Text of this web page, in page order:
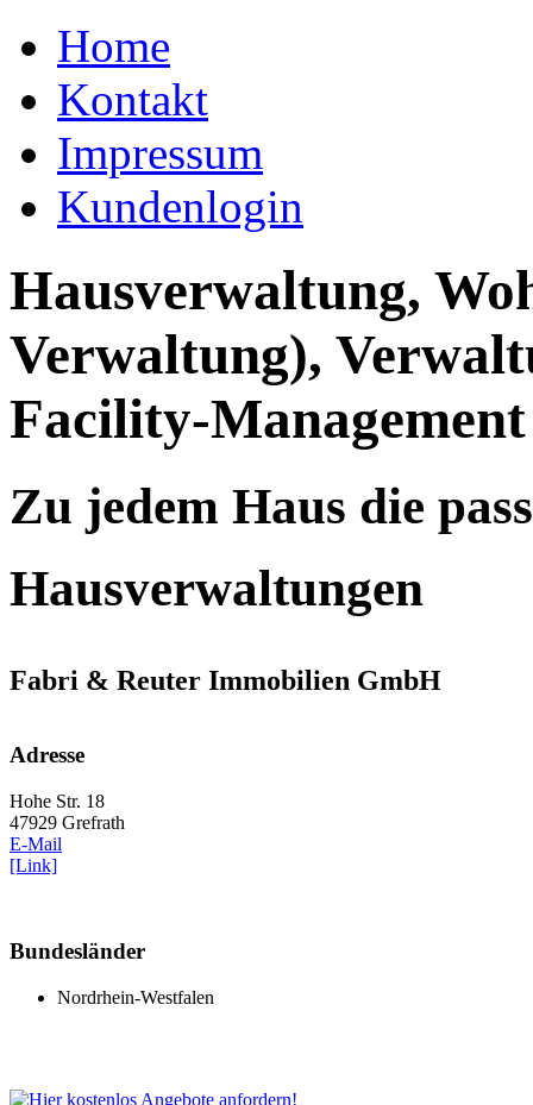
Home
Kontakt
Impressum
Kundenlogin
Hausverwaltung,
Verwaltung),
Facility-Management
Zu jedem Haus die
Hausverwaltungen
Fabri & Reuter Immobilien GmbH
Adresse
Hohe Str. 18
47929 Grefrath
E-Mail
[Link]
Bundesländer
Nordrhein-Westfalen